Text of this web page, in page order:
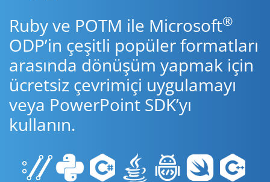
Ruby ve POTM ile Microsoft®
ODP’in çeşitli popüler formatları
arasında dönüşüm yapmak için
ücretsiz çevrimiçi uygulamayı
veya PowerPoint SDK’yı
kullanın.